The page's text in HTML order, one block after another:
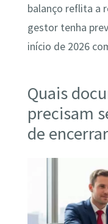
balanço reflita a
gestor tenha
início de 2026
Quais
precisam
de